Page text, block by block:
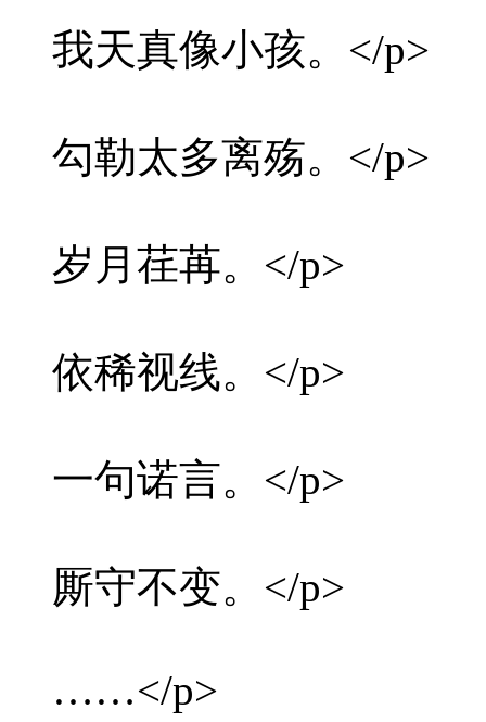
我天真像小孩。</p>
勾勒太多离殇。</p>
岁月荏苒。</p>
依稀视线。</p>
一句诺言。</p>
厮守不变。</p>
……</p>